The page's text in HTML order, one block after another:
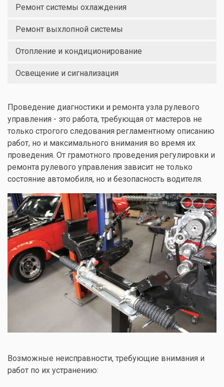
Ремонт системы охлаждения
Ремонт выхлопной системы
Отопление и кондиционирование
Освещение и сигнализация
Проведение диагностики и ремонта узла рулевого
управления - это работа, требующая от мастеров не
только строгого следования регламентному описанию
работ, но и максимального внимания во время их
проведения. От грамотного проведения регулировки и
ремонта рулевого управления зависит не только
состояние автомобиля, но и безопасность водителя.
Возможные неисправности, требующие внимания и
работ по их устранению: